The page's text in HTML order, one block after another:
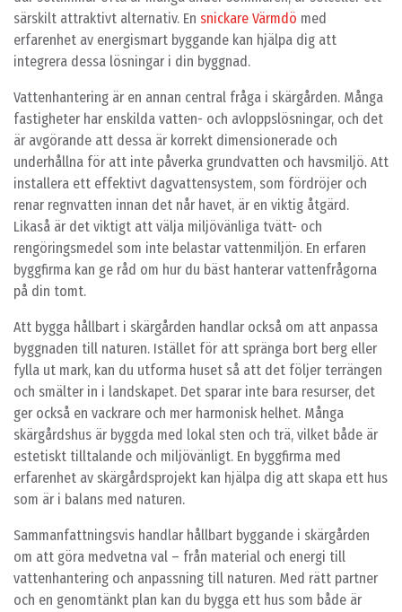
särskilt attraktivt alternativ. En snickare Värmdö med
erfarenhet av energismart byggande kan hjälpa dig att
integrera dessa lösningar i din byggnad.
Vattenhantering är en annan central fråga i skärgården. Många
fastigheter har enskilda vatten- och avloppslösningar, och det
är avgörande att dessa är korrekt dimensionerade och
underhållna för att inte påverka grundvatten och havsmiljö. Att
installera ett effektivt dagvattensystem, som fördröjer och
renar regnvatten innan det når havet, är en viktig åtgärd.
Likaså är det viktigt att välja miljövänliga tvätt- och
rengöringsmedel som inte belastar vattenmiljön. En erfaren
byggfirma kan ge råd om hur du bäst hanterar vattenfrågorna
på din tomt.
Att bygga hållbart i skärgården handlar också om att anpassa
byggnaden till naturen. Istället för att spränga bort berg eller
fylla ut mark, kan du utforma huset så att det följer terrängen
och smälter in i landskapet. Det sparar inte bara resurser, det
ger också en vackrare och mer harmonisk helhet. Många
skärgårdshus är byggda med lokal sten och trä, vilket både är
estetiskt tilltalande och miljövänligt. En byggfirma med
erfarenhet av skärgårdsprojekt kan hjälpa dig att skapa ett hus
som är i balans med naturen.
Sammanfattningsvis handlar hållbart byggande i skärgården
om att göra medvetna val – från material och energi till
vattenhantering och anpassning till naturen. Med rätt partner
och en genomtänkt plan kan du bygga ett hus som både är